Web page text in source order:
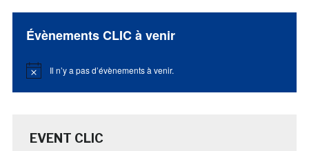
Évènements CLIC à venir
Notice Il n’y a pas d’évènements à venir.
EVENT CLIC